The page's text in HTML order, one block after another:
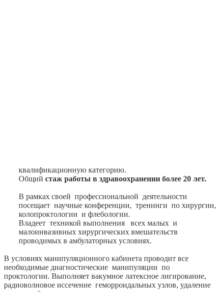
квалификационную категорию.
Общий стаж работы в здравоохранении более 20 лет.
В рамках своей профессиональной деятельности
посещает научные конференции, тренинги по хирургии,
колопроктологии и флебологии.
Владеет техникой выполнения всех малых и
малоинвазивных хирургических вмешательств
проводимых в амбулаторных условиях.
В условиях манипуляционного кабинета проводит все
необходимые диагностические манипуляции по
проктологии. Выполняет вакумное латексное лигирование,
радиоволновое иссечение геморроидальных узлов, удаление